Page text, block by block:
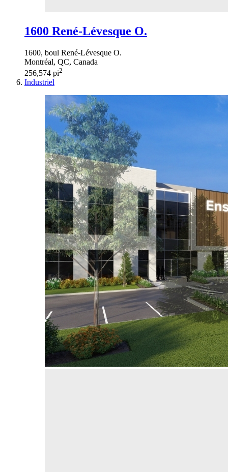
1600 René-Lévesque O.
1600, boul René-Lévesque O.
Montréal, QC, Canada
256,574 pi2
Industriel